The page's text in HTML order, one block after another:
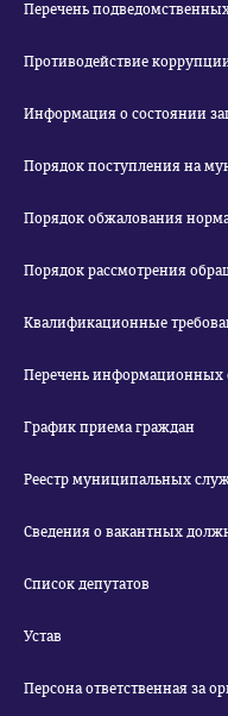
Перечень
Противодействие
Информация о состоянии
Порядок поступления на
Порядок обжалования
Порядок рассмотрения
Квалификационные
Перечень информационных
График приема граждан
Реестр муниципальных
Сведения о вакантных
Список депутатов
Устав
Персона ответственная за